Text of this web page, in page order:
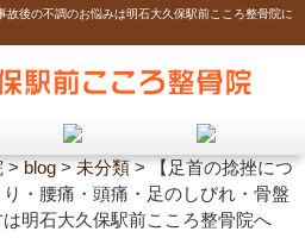
後の不調のお悩みは明石大久保駅前こころ整骨院に
>blog>未分類>【足首の捻挫につ
・腰痛・頭痛・足のしびれ・骨盤
明石大久保駅前こころ整骨院へ